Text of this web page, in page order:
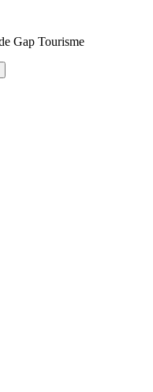
Gap Tourisme